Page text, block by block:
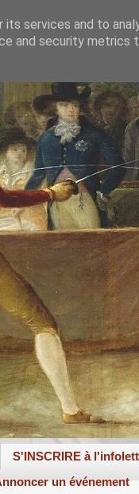
S'INSCRIRE à
un événement
services and to
and security metrics